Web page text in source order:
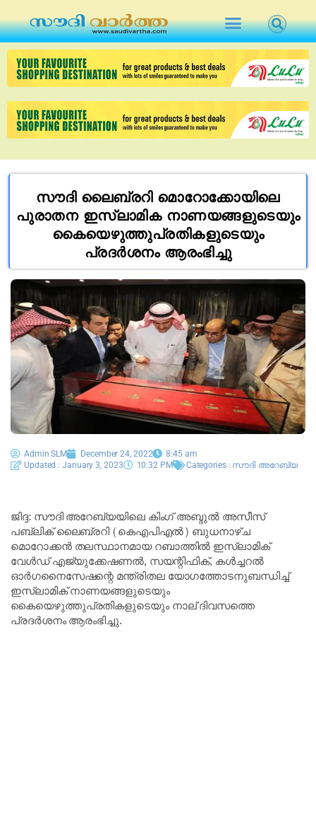
സൗദി ലൈബ്രറി മൊറോക്കോയിലെ
പുരാതന ഇസ്ലാമിക നാണയങ്ങളുടെയും
കൈയെഴുത്തുപ്രതികളുടെയും
പ്രദർശനം ആരംഭിച്ചു
Admin SLM December 24, 2022
8:45 am
Updated : January 3, 2023
10:32 PM Categories : സൗദി അറേബ്യ
ജിദ്ദ: സൗദി അറേബ്യയിലെ കിംഗ് അബ്ദുൽ അസീസ്
പബ്ലിക് ലൈബ്രറി (കെഎപിഎൽ) ബുധനാഴ്ച
മൊറോക്കൻ തലസ്ഥാനമായ റബാത്തിൽ ഇസ്ലാമിക്
വേൾഡ് എജ്യുക്കേഷണൽ, സയന്റിഫിക്, കൾച്ചറൽ
ഓർഗനൈസേഷന്റെ മന്ത്രിതല യോഗത്തോടനുബന്ധിച്ച്
ഇസ്ലാമിക് നാണയങ്ങളുടെയും
കൈയെഴുത്തുപ്രതികളുടെയും നാല് ദിവസത്തെ
പ്രദർശനം ആരംഭിച്ചു.